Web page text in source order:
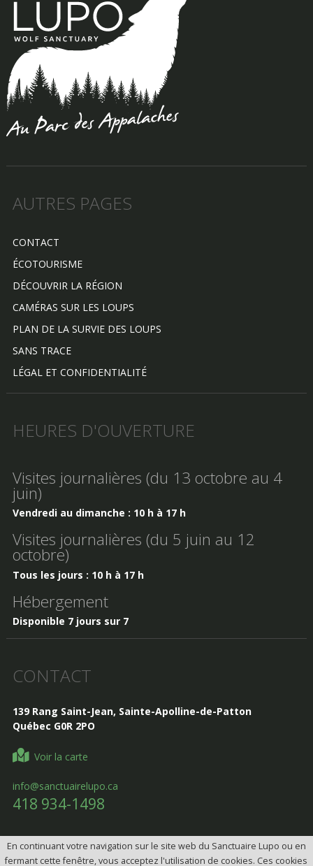
AUTRES PAGES
CONTACT
ÉCOTOURISME
DÉCOUVRIR LA RÉGION
CAMÉRAS SUR LES LOUPS
PLAN DE LA SURVIE DES LOUPS
SANS TRACE
LÉGAL ET CONFIDENTIALITÉ
HEURES D'OUVERTURE
Visites journalières (du 13 octobre au 4
juin)
Vendredi au dimanche : 10 h à 17 h
Visites journalières (du 5 juin au 12
octobre)
Tous les jours : 10 h à 17 h
Hébergement
Disponible 7 jours sur 7
CONTACT
139 Rang Saint-Jean, Sainte-Apolline-de-Patton
Québec G0R 2PO
Voir la carte
info@sanctuairelupo.ca
418 934-1498
En continuant votre navigation sur le site web du Sanctuaire Lupo ou en
fermant cette fenêtre, vous acceptez l'utilisation de cookies. Ces cookies